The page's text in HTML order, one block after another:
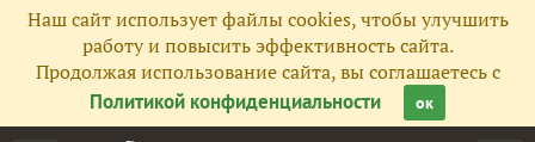
Наш сайт использует файлы cookies, чтобы улучшить
работу и повысить эффективность сайта.
Продолжая использование сайта, вы соглашаетесь с
Политикой конфиденциальности
ок